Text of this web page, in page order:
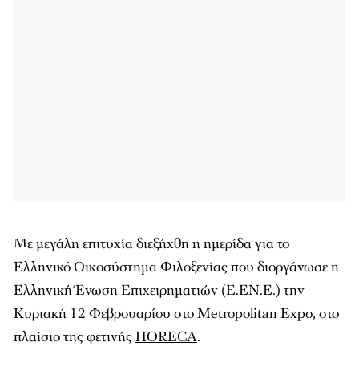
Με μεγάλη επιτυχία διεξήχθη η ημερίδα για το
Ελληνικό Οικοσύστημα Φιλοξενίας που διοργάνωσε η
Ελληνική Ένωση Επιχειρηματιών (Ε.ΕΝ.Ε.) την
Κυριακή 12 Φεβρουαρίου στο Metropolitan Expo, στο
πλαίσιο της φετινήςHORECA.